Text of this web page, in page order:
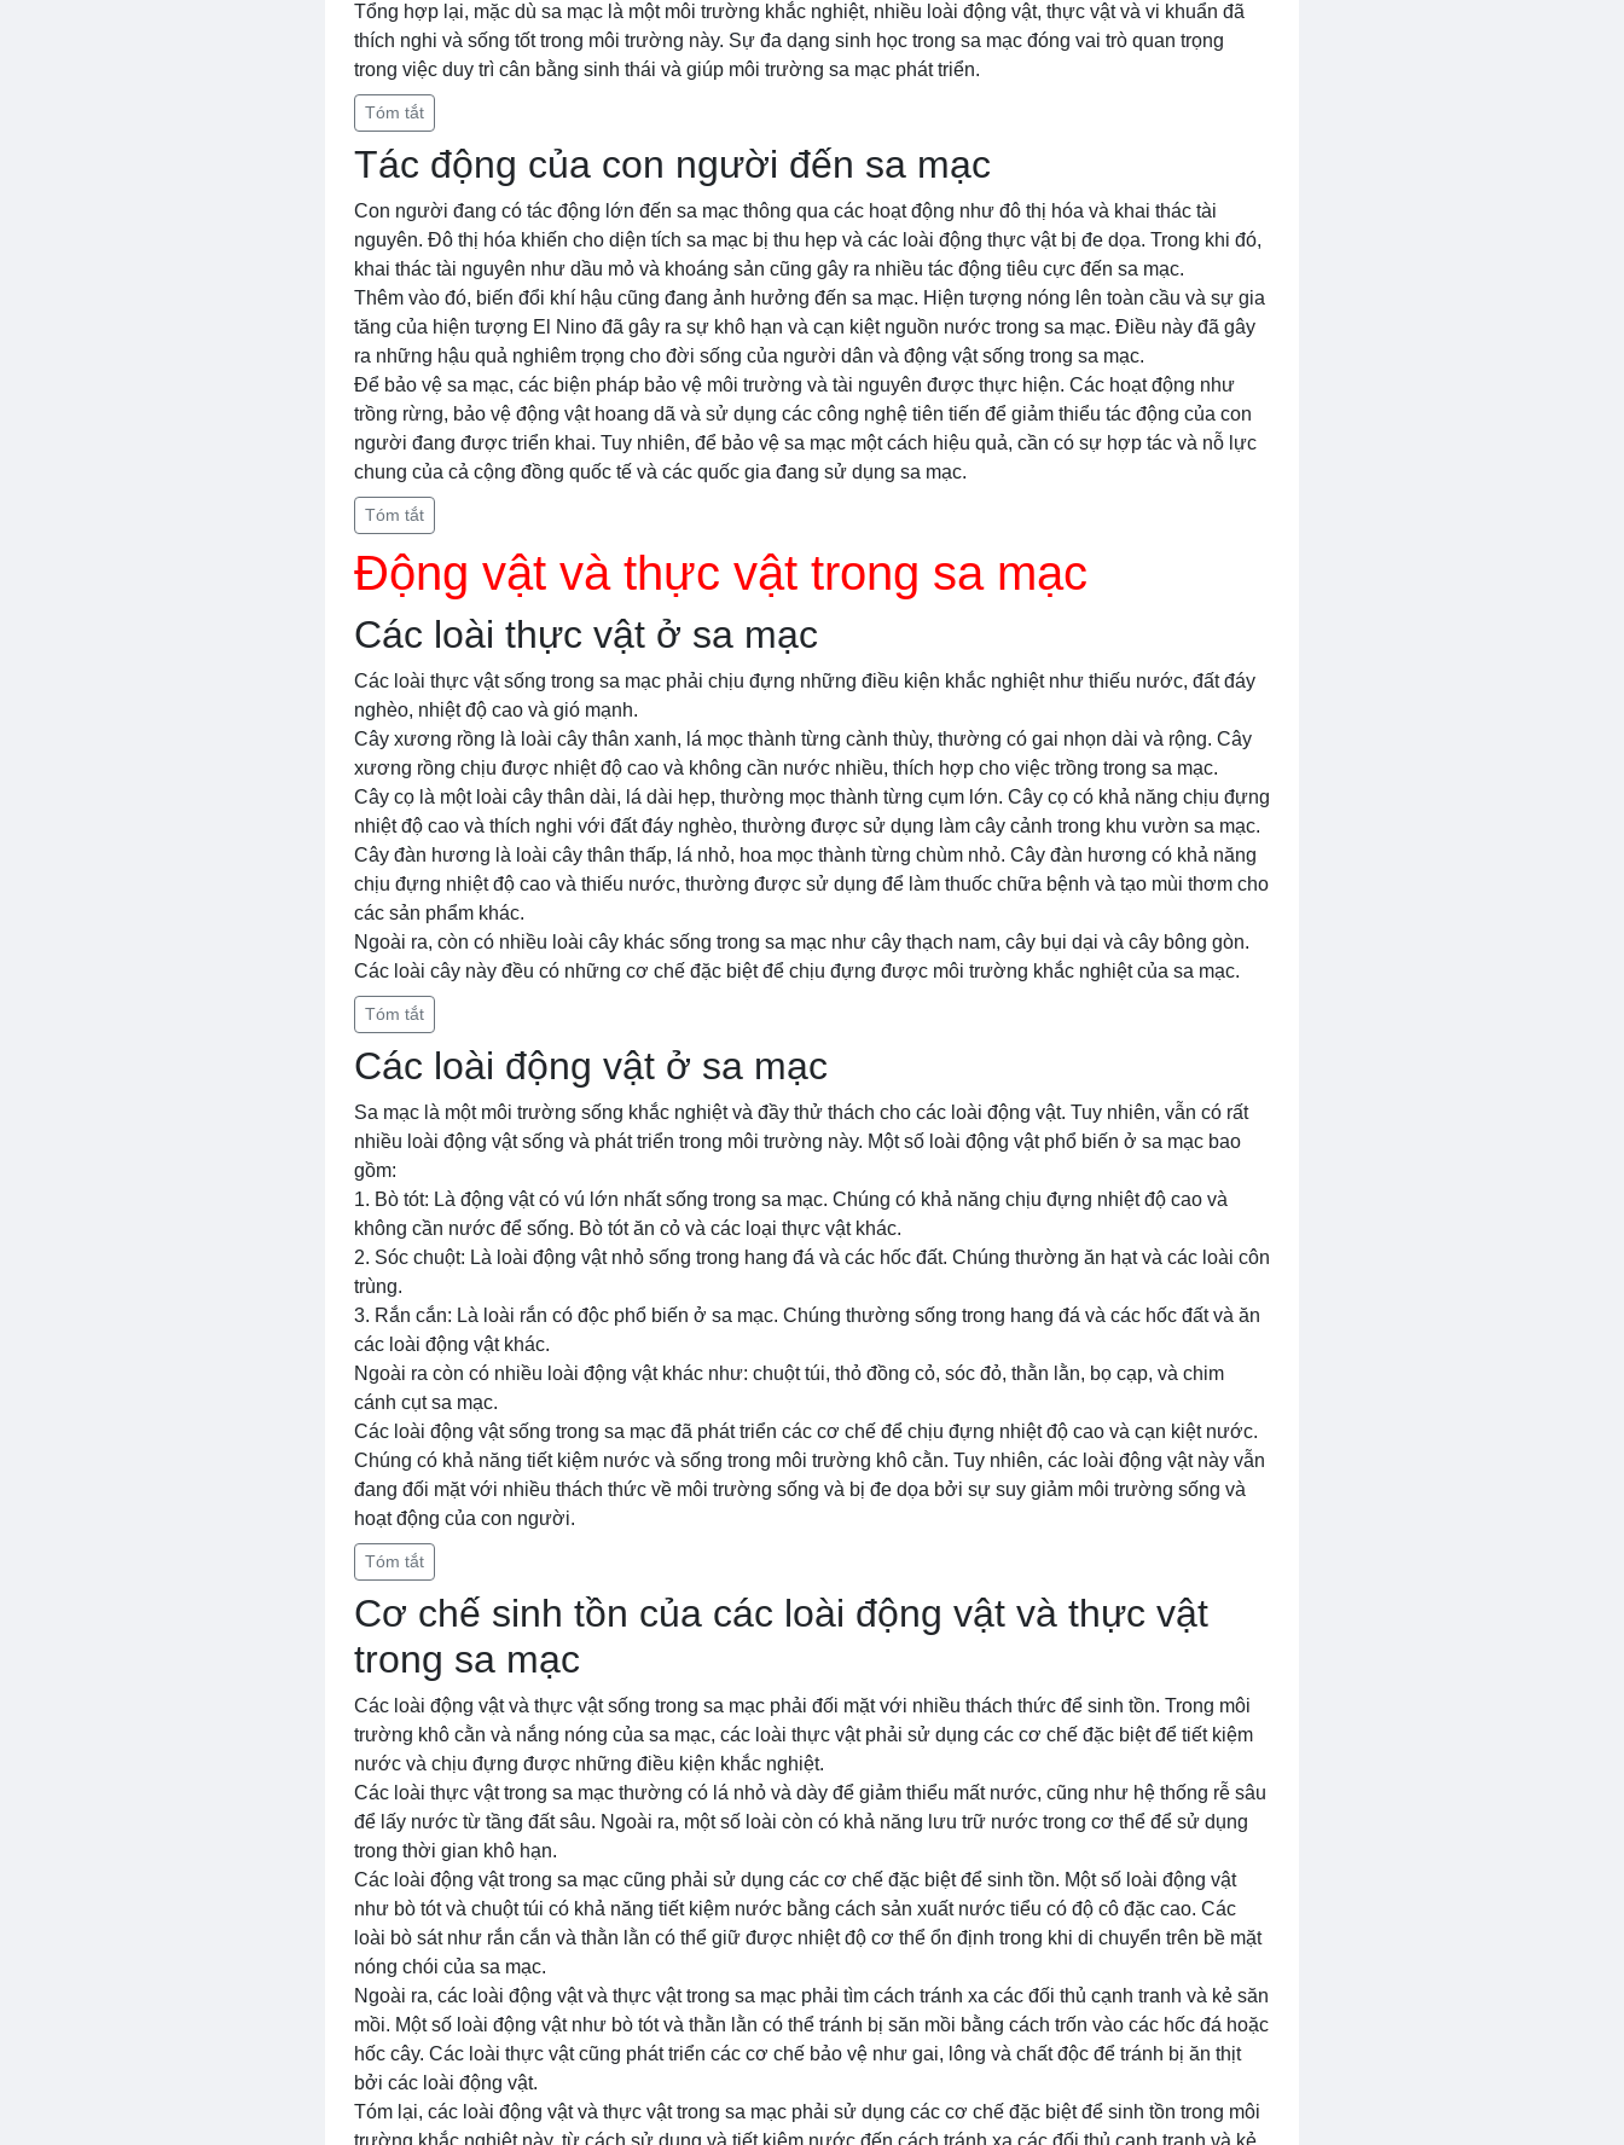
Tổng hợp lại, mặc dù sa mạc là một môi trường khắc nghiệt, nhiều loài động vật, thực vật và vi khuẩn đã
thích nghi và sống tốt trong môi trường này. Sự đa dạng sinh học trong sa mạc đóng vai trò quan trọng
trong việc duy trì cân bằng sinh thái và giúp môi trường sa mạc phát triển.
Tóm tắt
Tác động của con người đến sa mạc
Con người đang có tác động lớn đến sa mạc thông qua các hoạt động như đô thị hóa và khai thác tài
nguyên. Đô thị hóa khiến cho diện tích sa mạc bị thu hẹp và các loài động thực vật bị đe dọa. Trong khi đó,
khai thác tài nguyên như dầu mỏ và khoáng sản cũng gây ra nhiều tác động tiêu cực đến sa mạc.
Thêm vào đó, biến đổi khí hậu cũng đang ảnh hưởng đến sa mạc. Hiện tượng nóng lên toàn cầu và sự gia
tăng của hiện tượng El Nino đã gây ra sự khô hạn và cạn kiệt nguồn nước trong sa mạc. Điều này đã gây
ra những hậu quả nghiêm trọng cho đời sống của người dân và động vật sống trong sa mạc.
Để bảo vệ sa mạc, các biện pháp bảo vệ môi trường và tài nguyên được thực hiện. Các hoạt động như
trồng rừng, bảo vệ động vật hoang dã và sử dụng các công nghệ tiên tiến để giảm thiểu tác động của con
người đang được triển khai. Tuy nhiên, để bảo vệ sa mạc một cách hiệu quả, cần có sự hợp tác và nỗ lực
chung của cả cộng đồng quốc tế và các quốc gia đang sử dụng sa mạc.
Tóm tắt
Động vật và thực vật trong sa mạc
Các loài thực vật ở sa mạc
Các loài thực vật sống trong sa mạc phải chịu đựng những điều kiện khắc nghiệt như thiếu nước, đất đáy
nghèo, nhiệt độ cao và gió mạnh.
Cây xương rồng là loài cây thân xanh, lá mọc thành từng cành thùy, thường có gai nhọn dài và rộng. Cây
xương rồng chịu được nhiệt độ cao và không cần nước nhiều, thích hợp cho việc trồng trong sa mạc.
Cây cọ là một loài cây thân dài, lá dài hẹp, thường mọc thành từng cụm lớn. Cây cọ có khả năng chịu đựng
nhiệt độ cao và thích nghi với đất đáy nghèo, thường được sử dụng làm cây cảnh trong khu vườn sa mạc.
Cây đàn hương là loài cây thân thấp, lá nhỏ, hoa mọc thành từng chùm nhỏ. Cây đàn hương có khả năng
chịu đựng nhiệt độ cao và thiếu nước, thường được sử dụng để làm thuốc chữa bệnh và tạo mùi thơm cho
các sản phẩm khác.
Ngoài ra, còn có nhiều loài cây khác sống trong sa mạc như cây thạch nam, cây bụi dại và cây bông gòn.
Các loài cây này đều có những cơ chế đặc biệt để chịu đựng được môi trường khắc nghiệt của sa mạc.
Tóm tắt
Các loài động vật ở sa mạc
Sa mạc là một môi trường sống khắc nghiệt và đầy thử thách cho các loài động vật. Tuy nhiên, vẫn có rất
nhiều loài động vật sống và phát triển trong môi trường này. Một số loài động vật phổ biến ở sa mạc bao
gồm:
1. Bò tót: Là động vật có vú lớn nhất sống trong sa mạc. Chúng có khả năng chịu đựng nhiệt độ cao và
không cần nước để sống. Bò tót ăn cỏ và các loại thực vật khác.
2. Sóc chuột: Là loài động vật nhỏ sống trong hang đá và các hốc đất. Chúng thường ăn hạt và các loài côn
trùng.
3. Rắn cắn: Là loài rắn có độc phổ biến ở sa mạc. Chúng thường sống trong hang đá và các hốc đất và ăn
các loài động vật khác.
Ngoài ra còn có nhiều loài động vật khác như: chuột túi, thỏ đồng cỏ, sóc đỏ, thằn lằn, bọ cạp, và chim
cánh cụt sa mạc.
Các loài động vật sống trong sa mạc đã phát triển các cơ chế để chịu đựng nhiệt độ cao và cạn kiệt nước.
Chúng có khả năng tiết kiệm nước và sống trong môi trường khô cằn. Tuy nhiên, các loài động vật này vẫn
đang đối mặt với nhiều thách thức về môi trường sống và bị đe dọa bởi sự suy giảm môi trường sống và
hoạt động của con người.
Tóm tắt
Cơ chế sinh tồn của các loài động vật và thực vật
trong sa mạc
Các loài động vật và thực vật sống trong sa mạc phải đối mặt với nhiều thách thức để sinh tồn. Trong môi
trường khô cằn và nắng nóng của sa mạc, các loài thực vật phải sử dụng các cơ chế đặc biệt để tiết kiệm
nước và chịu đựng được những điều kiện khắc nghiệt.
Các loài thực vật trong sa mạc thường có lá nhỏ và dày để giảm thiểu mất nước, cũng như hệ thống rễ sâu
để lấy nước từ tầng đất sâu. Ngoài ra, một số loài còn có khả năng lưu trữ nước trong cơ thể để sử dụng
trong thời gian khô hạn.
Các loài động vật trong sa mạc cũng phải sử dụng các cơ chế đặc biệt để sinh tồn. Một số loài động vật
như bò tót và chuột túi có khả năng tiết kiệm nước bằng cách sản xuất nước tiểu có độ cô đặc cao. Các
loài bò sát như rắn cắn và thằn lằn có thể giữ được nhiệt độ cơ thể ổn định trong khi di chuyển trên bề mặt
nóng chói của sa mạc.
Ngoài ra, các loài động vật và thực vật trong sa mạc phải tìm cách tránh xa các đối thủ cạnh tranh và kẻ săn
mồi. Một số loài động vật như bò tót và thằn lằn có thể tránh bị săn mồi bằng cách trốn vào các hốc đá hoặc
hốc cây. Các loài thực vật cũng phát triển các cơ chế bảo vệ như gai, lông và chất độc để tránh bị ăn thịt
bởi các loài động vật.
Tóm lại, các loài động vật và thực vật trong sa mạc phải sử dụng các cơ chế đặc biệt để sinh tồn trong môi
trường khắc nghiệt này, từ cách sử dụng và tiết kiệm nước đến cách tránh xa các đối thủ cạnh tranh và kẻ